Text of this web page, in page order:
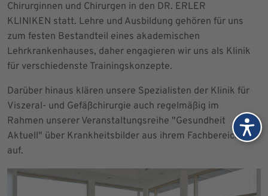
Chirurginnen und Chirurgen in den DR. ERLER
KLINIKEN statt. Lehre und Ausbildung gehören für uns
zum festen Bestandteil eines akademischen
Lehrkrankenhauses, daher engagieren wir uns als Klinik
für verschiedenste Trainingskonzepte.
Darüber hinaus klären unsere Spezialisten der Klinik für
Viszeral- und Gefäßchirurgie auch regelmäßig im
Rahmen unserer Veranstaltungsreihe "Gesundheit
Aktuell" über Krankheitsbilder aus ihrem Fachbereich
auf.